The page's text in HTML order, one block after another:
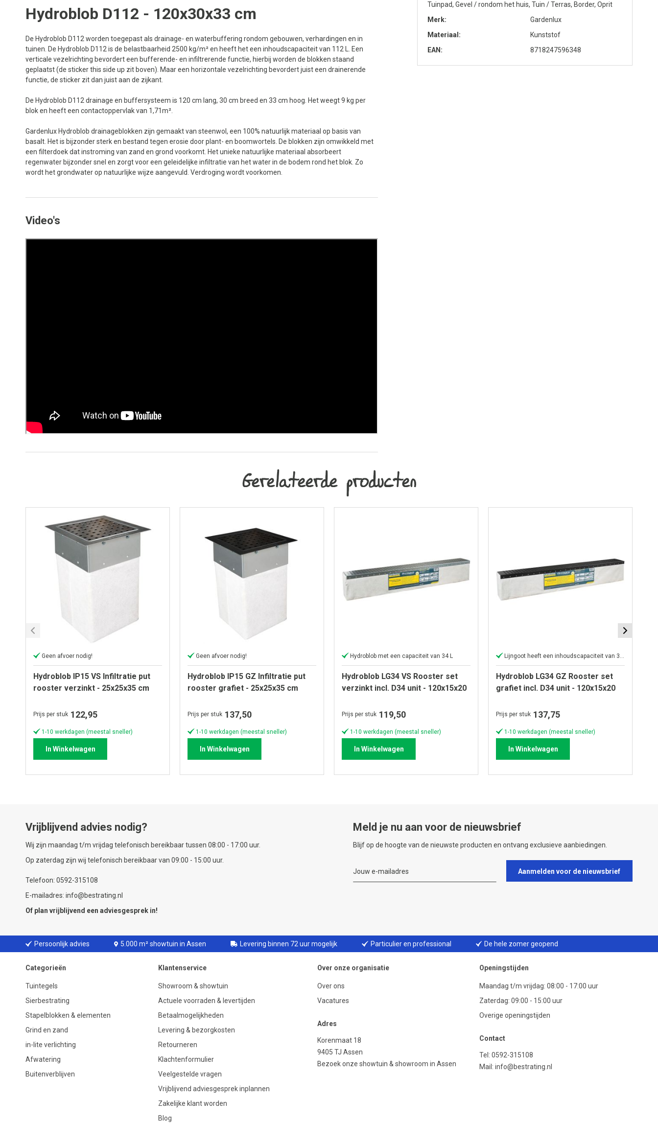
Hydroblob D112 - 120x30x33 cm
De Hydroblob D112 worden toegepast als drainage- en waterbuffering rondom gebouwen, verhardingen en in
tuinen. De Hydroblob D112 is de belastbaarheid 2500 kg/m² en heeft het een inhoudscapaciteit van 112 L. Een
verticale vezelrichting bevordert een bufferende- en infiltrerende functie, hierbij worden de blokken staand
geplaatst (de sticker this side up zit boven). Maar een horizontale vezelrichting bevordert juist een drainerende
functie, de sticker zit dan juist aan de zijkant.
De Hydroblob D112 drainage en buffersysteem is 120 cm lang, 30 cm breed en 33 cm hoog. Het weegt 9 kg per
blok en heeft een contactoppervlak van 1,71m².
Gardenlux Hydroblob drainageblokken zijn gemaakt van steenwol, een 100% natuurlijk materiaal op basis van
basalt. Het is bijzonder sterk en bestand tegen erosie door plant- en boomwortels. De blokken zijn omwikkeld met
een filterdoek dat instroming van zand en grond voorkomt. Het unieke natuurlijke materiaal absorbeert
regenwater bijzonder snel en zorgt voor een geleidelijke infiltratie van het water in de bodem rond het blok. Zo
wordt het grondwater op natuurlijke wijze aangevuld. Verdroging wordt voorkomen.
Video's
Tuinpad, Gevel / rondom het huis, Tuin / Terras, Border, Oprit
Merk
Gardenlux
Materiaal
Kunststof
EAN
8718247596348
Gerelateerde producten
Geen afvoer nodig!
Hydroblob IP15 VS Infiltratie put
rooster verzinkt - 25x25x35 cm
Prijs per stuk 122,95
1-10 werkdagen (meestal sneller)
In Winkelwagen
Geen afvoer nodig!
Hydroblob IP15 GZ Infiltratie put
rooster grafiet - 25x25x35 cm
Prijs per stuk 137,50
1-10 werkdagen (meestal sneller)
In Winkelwagen
Hydroblob met een capaciteit van 34 L
Hydroblob LG34 VS Rooster set
verzinkt incl. D34 unit - 120x15x20
Prijs per stuk 119,50
1-10 werkdagen (meestal sneller)
In Winkelwagen
Hydroblob LG34 GZ Rooster set
grafiet incl. D34 unit - 120x15x20
Prijs per stuk 137,75
1-10 werkdagen (meestal sneller)
In Winkelwagen
Vrijblijvend advies nodig?
Wij zijn maandag t/m vrijdag telefonisch bereikbaar tussen 08:00 - 17:00 uur.
Op zaterdag zijn wij telefonisch bereikbaar van 09:00 - 15:00 uur.
Telefoon: 0592-315108
E-mailadres: info@bestrating.nl
Of plan vrijblijvend een adviesgesprek in!
Meld je nu aan voor de nieuwsbrief
Blijf op de hoogte van de nieuwste producten en ontvang exclusieve aanbiedingen.
Aanmelden voor de nieuwsbrief
Persoonlijk advies 5.000 m² showtuin in Assen Levering binnen 72 uur mogelijk Particulier en professional De hele zomer geopend
Categorieën
Tuintegels
Sierbestrating
Stapelblokken & elementen
Grind en zand
in-lite verlichting
Afwatering
Buitenverblijven
Klantenservice
Showroom & showtuin
Actuele voorraden & levertijden
Betaalmogelijkheden
Levering & bezorgkosten
Retourneren
Klachtenformulier
Veelgestelde vragen
Vrijblijvend adviesgesprek inplannen
Zakelijke klant worden
Blog
Over onze organisatie
Over ons
Vacatures
Adres
Korenmaat 18
9405 TJ Assen
Bezoek onze showtuin & showroom in Assen
Openingstijden
Maandag t/m vrijdag: 08:00 - 17:00 uur
Zaterdag: 09:00 - 15:00 uur
Overige openingstijden
Contact
Tel: 0592-315108
Mail: info@bestrating.nl